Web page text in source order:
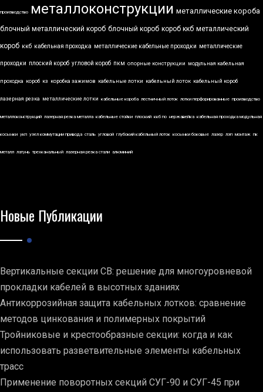
производство металлоконструкции металлические короба
блочный металлический короб блочный короб короб ккб металлический
короб ккб кабельная проходка металлические кабельные проходки металлические
проходки плоский короб угловой короб пкм опорные конструкции модульная кабельная
проходка короб кз коробка зажимов кабельные лотки кабельный лоток кабельный короб
лазерная резка металлические лотки кабельные короба лестничный лоток лотки перфорированные производство
металлоконструкций лазерная резка металла кабельные стойки плоский ккб по нержавейка кабельная проходка модульная
косынки укп узел коммутации привода сталь угловой глубокий кабельный лоток косынки боковые лазер лэп монтаж пк
металл латунь трехканальный лазерная резка стали алюминий
Новые Публикации
Вертикальные секции СВ: решение для многоуровневой
прокладки кабелей в высотных зданиях
Антикоррозийная защита кабельных лотков: сравнение
методов цинкования и полимерных покрытий
Тройниковые и крестообразные секции: когда и как
использовать разветвительные элементы кабельных
трасс
Применение поворотных секций СУГ-90 и СУГ-45 при